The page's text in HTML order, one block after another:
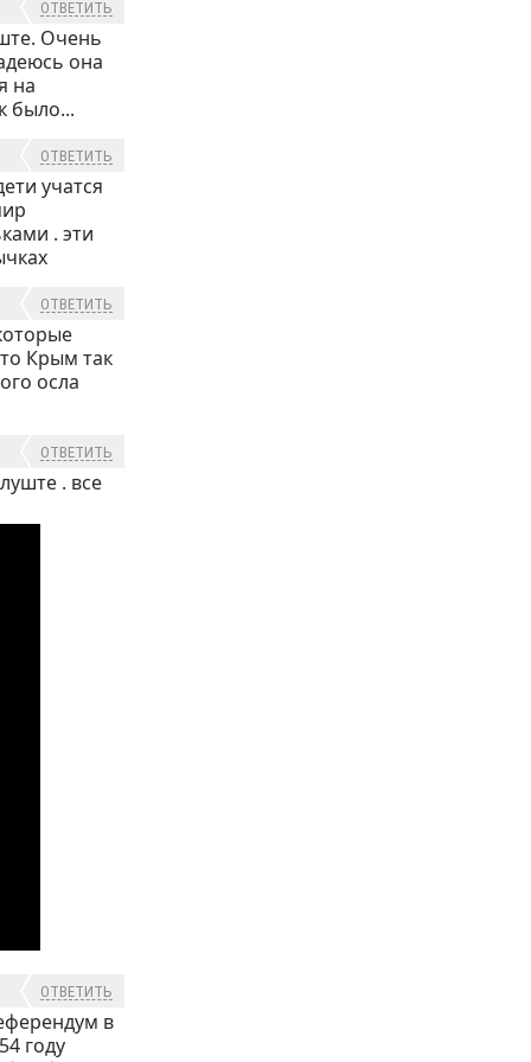
ОТВЕТИТЬ
Очень
она
на
было...
ОТВЕТИТЬ
учатся
. эти
ОТВЕТИТЬ
Крым так
осла
ОТВЕТИТЬ
. все
ОТВЕТИТЬ
в
году